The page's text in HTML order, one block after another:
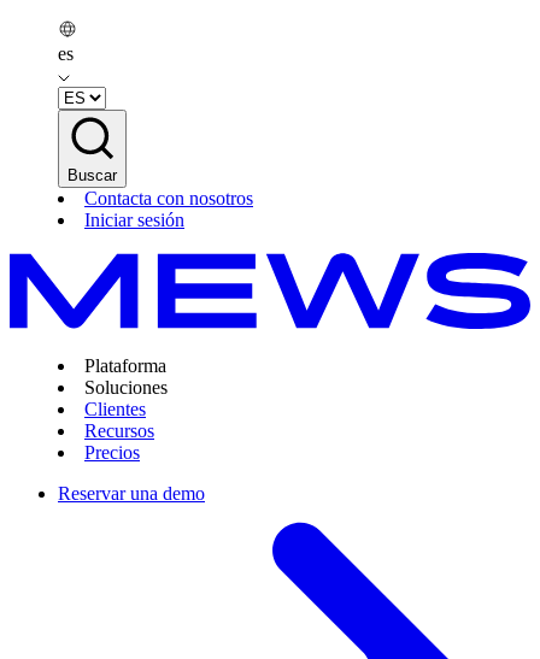
es
Buscar
Contacta con nosotros
Iniciar sesión
Plataforma
Soluciones
Clientes
Recursos
Precios
Reservar una demo